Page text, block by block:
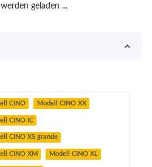
geladen ...
CINO Modell CINO XX
CINO IC
CINO XS grande
CINO XM Modell CINO XL